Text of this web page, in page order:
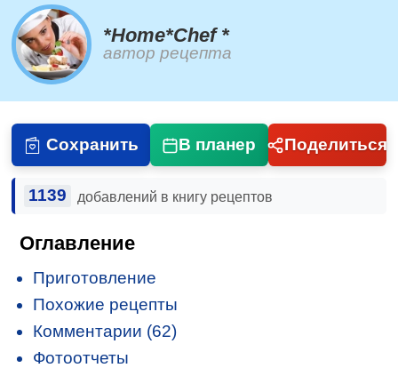
*Home*Chef *
автор рецепта
Сохранить В планер Поделиться
1139 добавлений в книгу рецептов
Оглавление
Приготовление
Похожие рецепты
Комментарии (62)
Фотоотчеты